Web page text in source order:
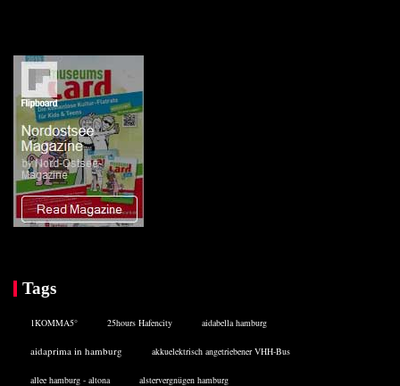
Tags
1KOMMA5° 25hours Hafencity aidabella hamburg
aidaprima in hamburg akkuelektrisch angetriebener VHH-Bus
allee hamburg - altona alstervergnügen hamburg